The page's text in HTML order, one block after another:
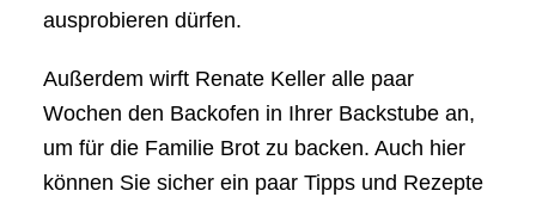
ausprobieren dürfen.
Außerdem wirft Renate Keller alle paar
Wochen den Backofen in Ihrer Backstube an,
um für die Familie Brot zu backen. Auch hier
können Sie sicher ein paar Tipps und Rezepte